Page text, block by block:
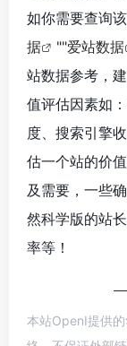
如你需要查询
据
""爱站数据
站数据参考，
值评估因素如
度、搜索引擎
估一个站的价
及需要，一些
然科学版的站
率等！
本站OpenI提供